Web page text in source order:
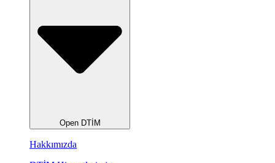
Open DTİM
Hakkımızda